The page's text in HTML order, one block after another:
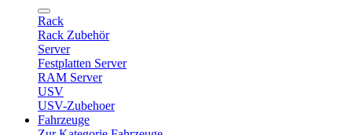
Rack
Rack Zubehör
Server
Festplatten Server
RAM Server
USV
USV-Zubehoer
Fahrzeuge